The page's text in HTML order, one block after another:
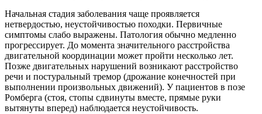
Начальная стадия заболевания чаще проявляется
нетвердостью, неустойчивостью походки. Первичные
симптомы слабо выражены. Патология обычно медленно
прогрессирует. До момента значительного расстройства
двигательной координации может пройти несколько лет.
Позже двигательных нарушений возникают расстройство
речи и постуральный тремор (дрожание конечностей при
выполнении произвольных движений). У пациентов в позе
Ромберга (стоя, стопы сдвинуты вместе, прямые руки
вытянуты вперед) наблюдается неустойчивость.